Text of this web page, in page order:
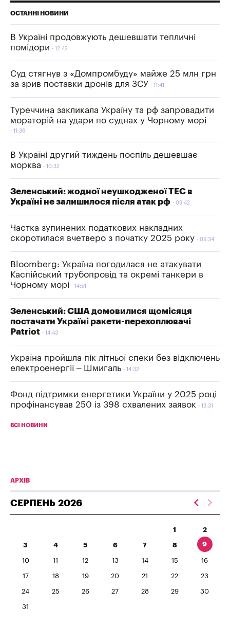
ОСТАННІ НОВИНИ
В Україні продовжують дешевшати тепличні
помідори
12:42
Суд стягнув з «Домпромбуду» майже 25 млн грн
за зрив поставки дронів для ЗСУ
11:41
Туреччина закликала Україну та рф запровадити
мораторій на удари по суднах у Чорному морі
11:36
В Україні другий тиждень поспіль дешевшає
морква
10:32
Зеленський: жодної неушкодженої ТЕС в
Україні не залишилося після атак рф
09:42
Частка зупинених податкових накладних
скоротилася вчетверо з початку 2025 року
09:34
Bloomberg: Україна погодилася не атакувати
Каспійський трубопровід та окремі танкери в
Чорному морі
14:51
Зеленський: США домовилися щомісяця
постачати Україні ракети-перехоплювачі
Patriot
14:43
Україна пройшла пік літньої спеки без відключень
електроенергії – Шмигаль
14:32
Фонд підтримки енергетики України у 2025 році
профінансував 250 із 398 схвалених заявок
13:31
ВСІ НОВИНИ
АРХІВ
СЕРПЕНЬ 2026
1 2
3 4 5 6 7 8 9
10 11 12 13 14 15 16
17 18 19 20 21 22 23
24 25 26 27 28 29 30
31